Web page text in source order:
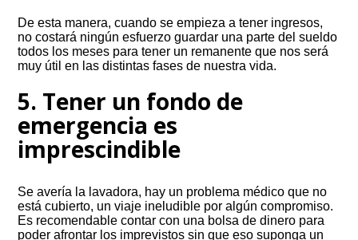
De esta manera, cuando se empieza a tener ingresos,
no costará ningún esfuerzo guardar una parte del sueldo
todos los meses para tener un remanente que nos será
muy útil en las distintas fases de nuestra vida.
5. Tener un fondo de
emergencia es
imprescindible
Se avería la lavadora, hay un problema médico que no
está cubierto, un viaje ineludible por algún compromiso.
Es recomendable contar con una bolsa de dinero para
poder afrontar los imprevistos sin que eso suponga un